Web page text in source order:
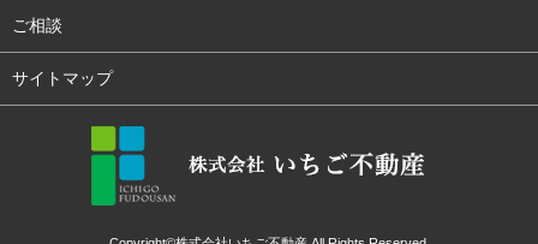
ご相談
サイトマップ